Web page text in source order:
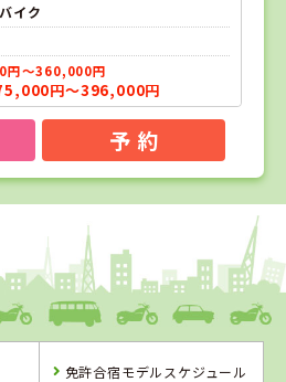
イク
円～360,000円
円～396,000円
予 約
校
免許合宿モデルスケジュール